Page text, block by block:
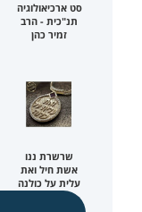
סט ארכיאולוגיה
תנ"כית - הרב
זמיר כהן
שרשרת ננו
אשת חיל ואת
עלית על כולנה